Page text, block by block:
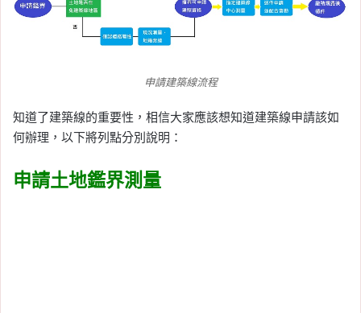
申請建築線流程
知道了建築線的重要性，相信大家應該想知道建築線申請該如
何辦理，以下將列點分別說明：
申請土地鑑界測量